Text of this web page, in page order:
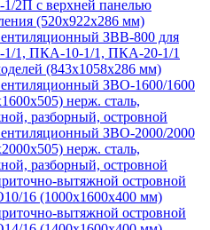
2П с верхней панелью
(520х922х286 мм)
ЗВВ-800 для
1, ПКА-10-1/1, ПКА-20-1/1
(843х1058х286 мм)
ЗВО-1600/1600
нерж. сталь,
разборный, островной
ЗВО-2000/2000
нерж. сталь,
разборный, островной
вытяжной островной
16 (1000х1600х400 мм)
вытяжной островной